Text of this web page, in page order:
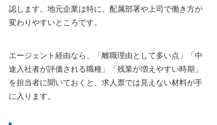
認します。地元企業は特に、配属部署や上司で働き方が
変わりやすいところです。
エージェント経由なら、「離職理由として多い点」「中
途入社者が評価される職種」「残業が増えやすい時期」
を担当者に聞いておくと、求人票では見えない材料が手
に入ります。